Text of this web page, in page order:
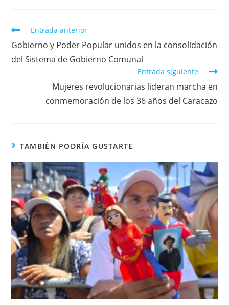
Entrada anterior
Gobierno y Poder Popular unidos en la consolidación
del Sistema de Gobierno Comunal
Entrada siguiente
Mujeres revolucionarias lideran marcha en
conmemoración de los 36 años del Caracazo
TAMBIÉN PODRÍA GUSTARTE